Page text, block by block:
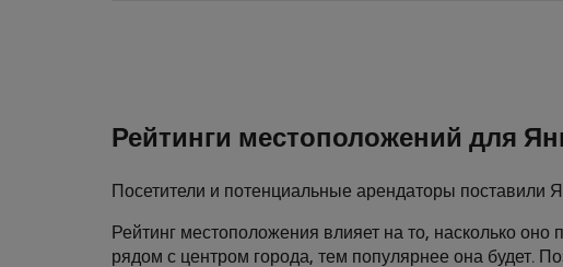
Рейтинги местоположений для
Посетители и потенциальные арендаторы поставили
Рейтинг местоположения влияет на то, насколько
рядом с центром города, тем популярнее она будет.